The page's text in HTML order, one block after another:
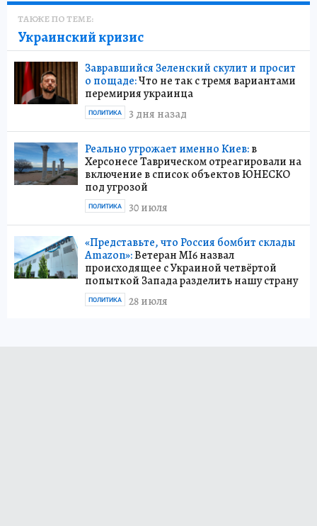
ТАКЖЕ ПО ТЕМЕ:
Украинский кризис
Завравшийся Зеленский скулит и просит
о пощаде:Что не так с тремя вариантами
перемирия украинца
3 дня назад
ПОЛИТИКА
Реально угрожает именно Киев:в
Херсонесе Таврическом отреагировали на
включение в список объектов ЮНЕСКО
под угрозой
30 июля
ПОЛИТИКА
«Представьте, что Россия бомбит склады
Amazon»:Ветеран MI6 назвал
происходящее с Украиной четвёртой
попыткой Запада разделить нашу страну
28 июля
ПОЛИТИКА